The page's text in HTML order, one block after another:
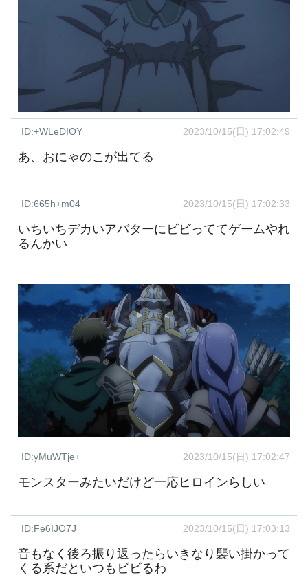
ID:+WLeDIOY 2023/10/15(日) 17:02:49
あ、おにゃのこが出てる
ID:665h+m04 2023/10/15(日) 17:02:33
いちいちデカいアバターにビビっててゲームやれ
るんかい
ID:yMuWTje+ 2023/10/15(日) 17:02:47
モンスターみたいだけど一応ヒロインらしい
ID:Fe6IJO7J 2023/10/15(日) 17:03:13
音もなく後ろ振り返ったらいきなり襲い掛かって
くる系だといつもビビるわ